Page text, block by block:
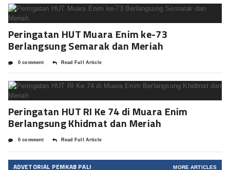
Peringatan HUT Muara Enim ke-73
Berlangsung Semarak dan Meriah
0 comment Read Full Article
Peringatan HUT RI Ke 74 di Muara Enim
Berlangsung Khidmat dan Meriah
0 comment Read Full Article
ADVETORIAL PEMKAB PALI MORE ARTICLES